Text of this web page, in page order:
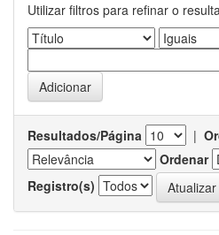
Utilizar filtros para refinar o
Resultados/Página |
Ordenar
Registro(s)